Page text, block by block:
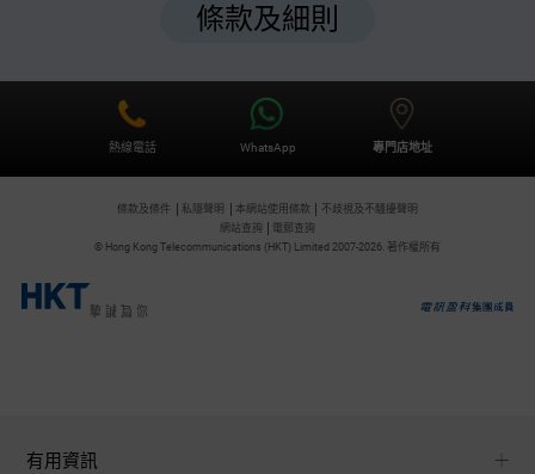
條款及細則
熱線電話 WhatsApp 專門店地址
條款及條件 私隱聲明 本網站使用條款
不歧視及不騷擾聲明
網站查詢
電郵查詢
© Hong Kong Telecommunications (HKT) Limited 2007-2026. 著作權所有
有用資訊